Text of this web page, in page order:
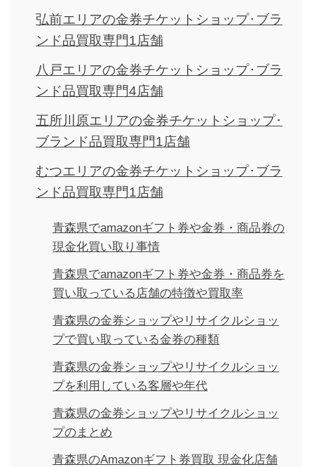
弘前エリアの金券チケットショップ･ブラ
ンド品買取専門1店舗
八戸エリアの金券チケットショップ･ブラ
ンド品買取専門4店舗
五所川原エリアの金券チケットショップ･
ブランド品買取専門1店舗
むつエリアの金券チケットショップ･ブラ
ンド品買取専門1店舗
青森県でamazonギフト券や金券・商品券の
現金化買い取り事情
青森県でamazonギフト券や金券・商品券を
買い取っている店舗の特徴や買取率
青森県の金券ショップやリサイクルショッ
プで買い取っている金券の種類
青森県の金券ショップやリサイクルショッ
プを利用している客層や年代
青森県の金券ショップやリサイクルショッ
プのまとめ
青森県のAmazonギフト券買取 現金化店舗